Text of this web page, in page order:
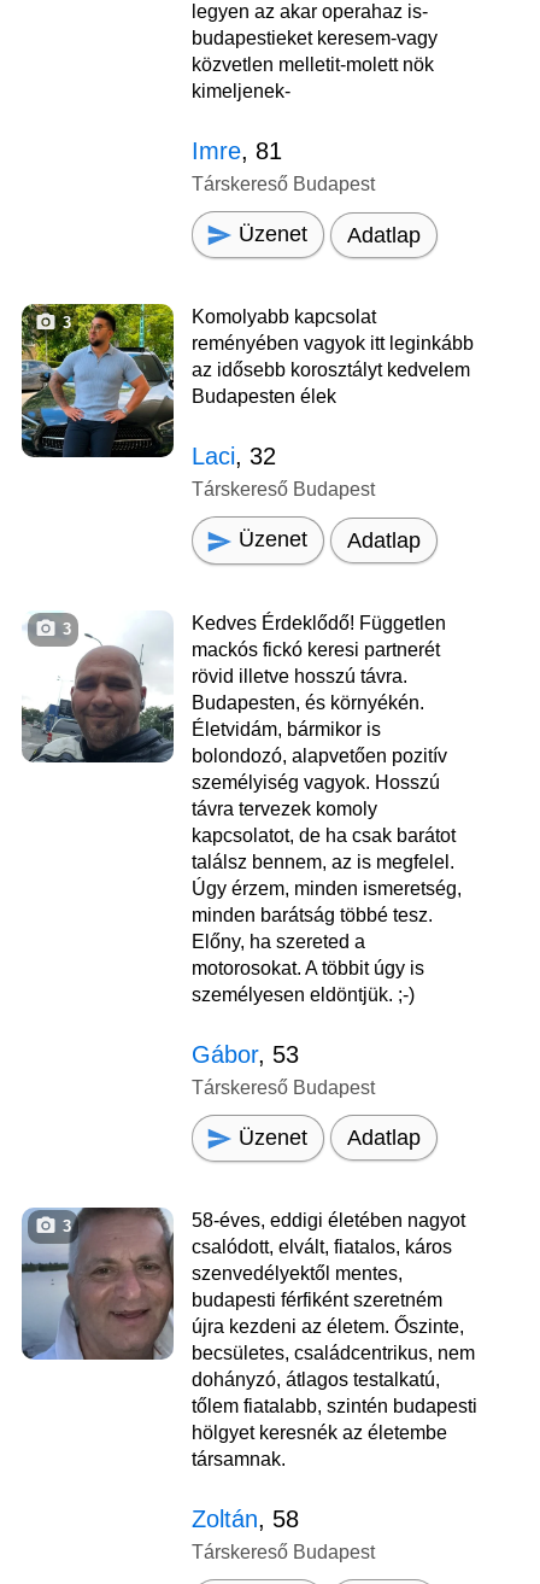
legyen az akar operahaz is-
budapestieket keresem-vagy
közvetlen melletit-molett nök
kimeljenek-
Imre, 81
Társkereső Budapest
Üzenet Adatlap
3
Komolyabb kapcsolat
reményében vagyok itt leginkább
az idősebb korosztályt kedvelem
Budapesten élek
Laci, 32
Társkereső Budapest
Üzenet Adatlap
3
Kedves Érdeklődő! Független
mackós fickó keresi partnerét
rövid illetve hosszú távra.
Budapesten, és környékén.
Életvidám, bármikor is
bolondozó, alapvetően pozitív
személyiség vagyok. Hosszú
távra tervezek komoly
kapcsolatot, de ha csak barátot
találsz bennem, az is megfelel.
Úgy érzem, minden ismeretség,
minden barátság többé tesz.
Előny, ha szereted a
motorosokat. A többit úgy is
személyesen eldöntjük. ;-)
Gábor, 53
Társkereső Budapest
Üzenet Adatlap
3
58-éves, eddigi életében nagyot
csalódott, elvált, fiatalos, káros
szenvedélyektől mentes,
budapesti férfiként szeretném
újra kezdeni az életem. Őszinte,
becsületes, családcentrikus, nem
dohányzó, átlagos testalkatú,
tőlem fiatalabb, szintén budapesti
hölgyet keresnék az életembe
társamnak.
Zoltán, 58
Társkereső Budapest